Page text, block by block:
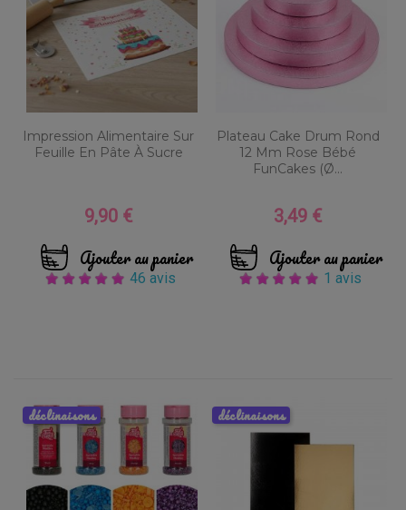
Impression Alimentaire Sur
Feuille En Pâte À Sucre
Prix
9,90 €
Ajouter au panier
46 avis
Plateau Cake Drum Rond
12 Mm Rose Bébé
FunCakes (Ø...
Prix
3,49 €
Ajouter au panier
1 avis
déclinaisons déclinaisons